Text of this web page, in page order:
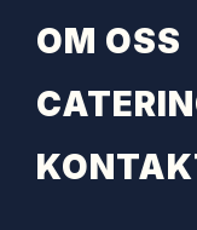
OM OSS